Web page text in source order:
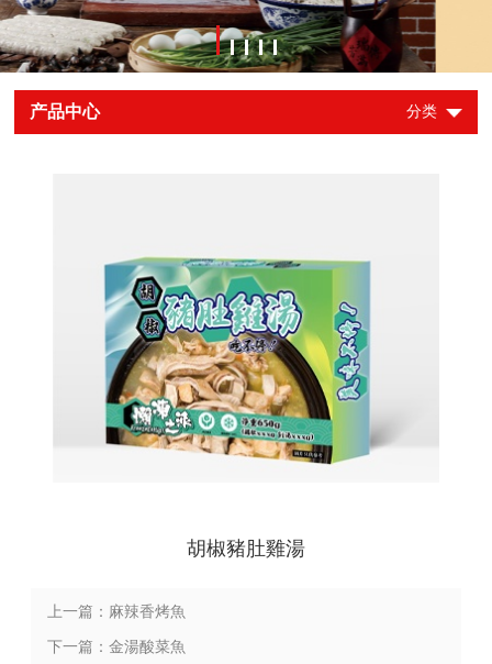
产品中心 分类
胡椒豬肚雞湯
上一篇：麻辣香烤魚
下一篇：金湯酸菜魚